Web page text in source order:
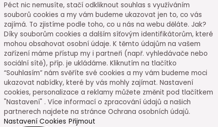
Péct nic nemusíte, stačí odkliknout souhlas s využíváním
souborů cookies a my vám budeme ukazovat jen to, co vás
zajímá. To zjistíme podle toho, co u nás na webu děláte. Jak?
Díky souborům cookies a dalším síťovým identifikátorům, které
mohou obsahovat osobní údaje. K těmto údajům na vašem
zařízení máme přístup my i partneři (např. vyhledávače nebo
sociální sítě), příp. je ukládáme. Kliknutím na tlačítko
“Souhlasím” nám svěříte své cookies a my vám budeme moci
ukazovat nabídky, které by vás mohly zajímat. Nastavení
cookies, personalizace a reklamy můžete změnit pod tlačítkem
"Nastavení" . Více informací o zpracování údajů a našich
partnerech najdete na stránce Ochrana osobních údajů.
Nastavení Cookies Přijmout